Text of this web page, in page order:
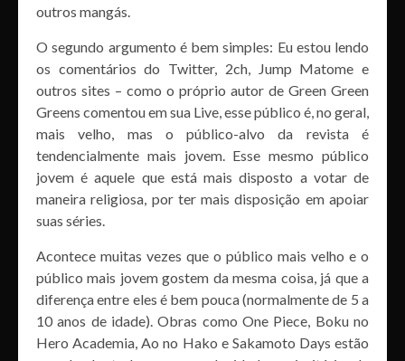
outros mangás.
O segundo argumento é bem simples: Eu estou lendo
os comentários do Twitter, 2ch, Jump Matome e
outros sites – como o próprio autor de Green Green
Greens comentou em sua Live, esse público é, no geral,
mais velho, mas o público-alvo da revista é
tendencialmente mais jovem. Esse mesmo público
jovem é aquele que está mais disposto a votar de
maneira religiosa, por ter mais disposição em apoiar
suas séries.
Acontece muitas vezes que o público mais velho e o
público mais jovem gostem da mesma coisa, já que a
diferença entre eles é bem pouca (normalmente de 5 a
10 anos de idade). Obras como One Piece, Boku no
Hero Academia, Ao no Hako e Sakamoto Days estão